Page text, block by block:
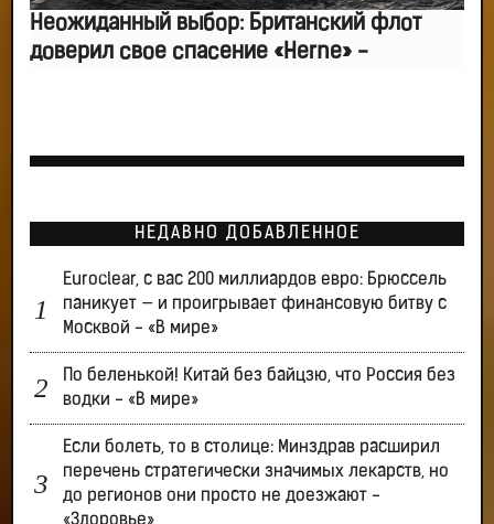
Неожиданный выбор: Британский флот
доверил свое спасение «Herne» -
НЕДАВНО ДОБАВЛЕННОЕ
Euroclear, с вас 200 миллиардов евро: Брюссель
паникует — и проигрывает финансовую битву с
Москвой - «В мире»
По беленькой! Китай без байцзю, что Россия без
водки - «В мире»
Если болеть, то в столице: Минздрав расширил
перечень стратегически значимых лекарств, но
до регионов они просто не доезжают -